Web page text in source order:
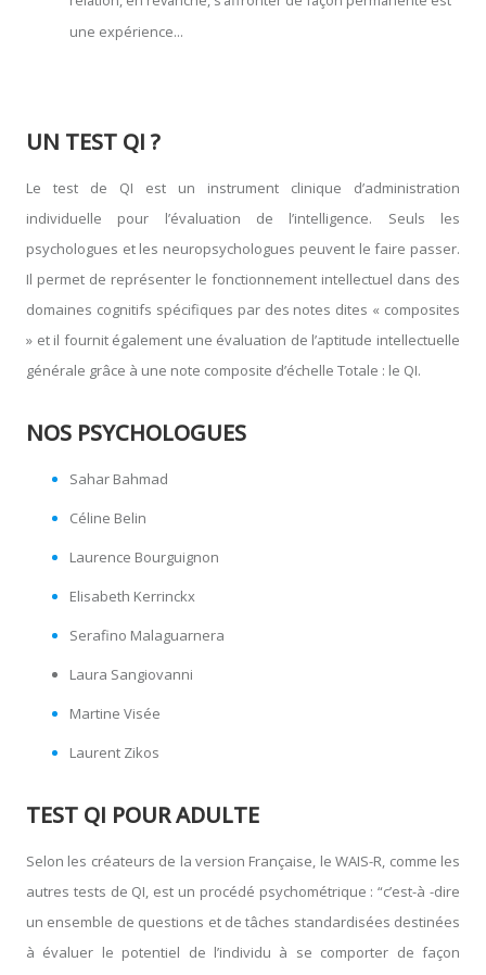
UN TEST QI ?
Le test de QI est un instrument clinique d’administration
individuelle pour l’évaluation de l’intelligence. Seuls les
psychologues et les neuropsychologues peuvent le faire passer.
Il permet de représenter le fonctionnement intellectuel dans des
domaines cognitifs spécifiques par des notes dites « composites
» et il fournit également une évaluation de l’aptitude intellectuelle
générale grâce à une note composite d’échelle Totale : le QI.
NOS PSYCHOLOGUES
Sahar Bahmad
Céline Belin
Laurence Bourguignon
Elisabeth Kerrinckx
Serafino Malaguarnera
Laura Sangiovanni
Martine Visée
Laurent Zikos
TEST QI POUR ADULTE
Selon les créateurs de la version Française, le WAIS-R, comme les
autres tests de QI, est un procédé psychométrique : “c’est-à -dire
un ensemble de questions et de tâches standardisées destinées
à évaluer le potentiel de l’individu à se comporter de façon
une expérience...